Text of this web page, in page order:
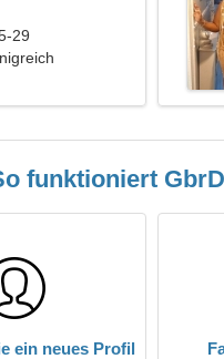
29
funktioniert
ein neues Profil